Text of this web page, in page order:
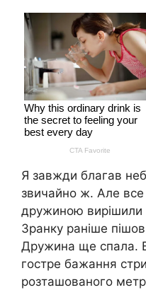
Я завжди благав
звичайно ж. Але
дружиною вирішили
Зранку раніше
Дружина ще спала.
гостре бажання
розташованого